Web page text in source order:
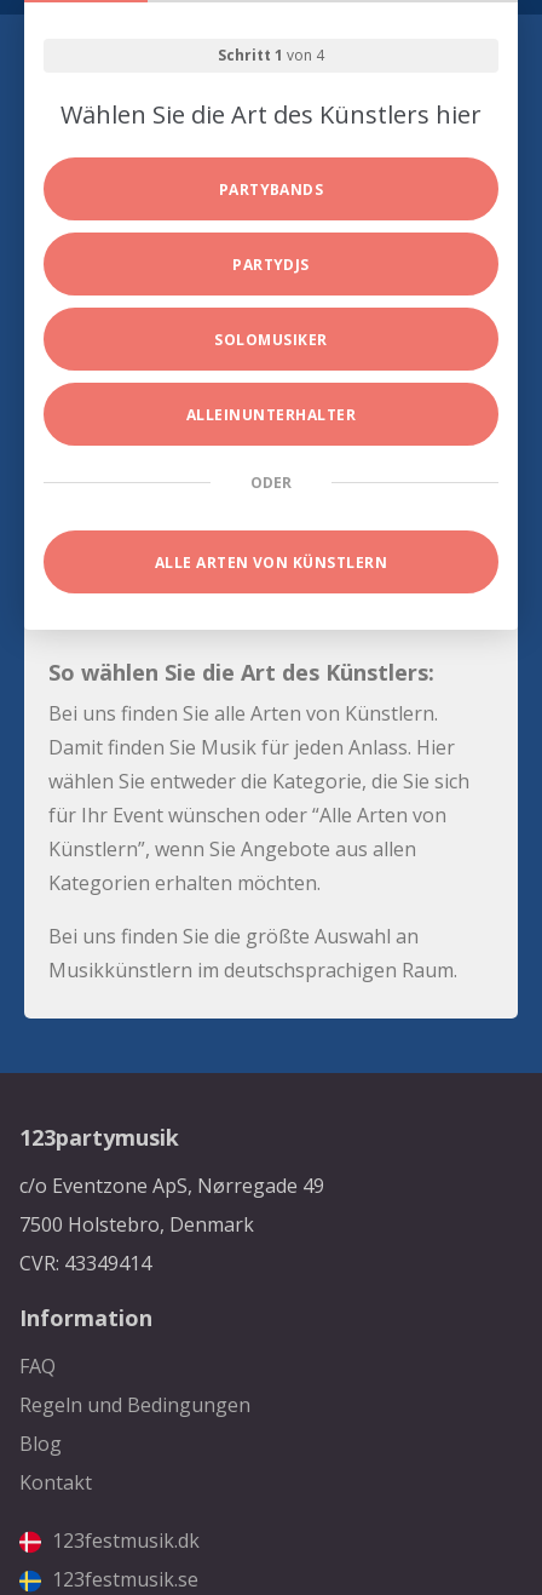
Schritt 1 von 4
Wählen Sie die Art des Künstlers hier
PARTYBANDS
PARTYDJS
SOLOMUSIKER
ALLEINUNTERHALTER
ODER
ALLE ARTEN VON KÜNSTLERN
So wählen Sie die Art des Künstlers:
Bei uns finden Sie alle Arten von Künstlern.
Damit finden Sie Musik für jeden Anlass. Hier
wählen Sie entweder die Kategorie, die Sie sich
für Ihr Event wünschen oder “Alle Arten von
Künstlern”, wenn Sie Angebote aus allen
Kategorien erhalten möchten.
Bei uns finden Sie die größte Auswahl an
Musikkünstlern im deutschsprachigen Raum.
123partymusik
c/o Eventzone ApS, Nørregade 49
7500 Holstebro, Denmark
CVR: 43349414
Information
FAQ
Regeln und Bedingungen
Blog
Kontakt
123festmusik.dk
123festmusik.se